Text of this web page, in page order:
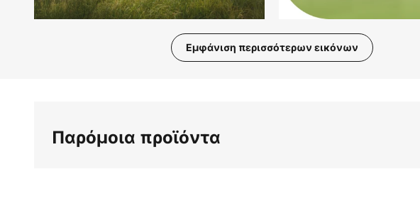
Εμφάνιση περισσότερων εικόνων
συλλογής
Παρόμοια προϊόντα